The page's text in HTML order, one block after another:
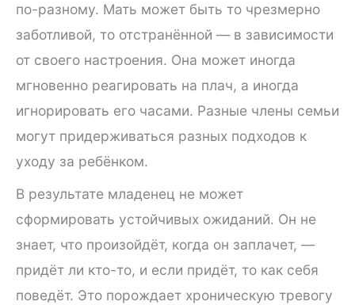
по-разному. Мать может быть то чрезмерно
заботливой, то отстранённой — в зависимости
от своего настроения. Она может иногда
мгновенно реагировать на плач, а иногда
игнорировать его часами. Разные члены семьи
могут придерживаться разных подходов к
уходу за ребёнком.
В результате младенец не может
сформировать устойчивых ожиданий. Он не
знает, что произойдёт, когда он заплачет, —
придёт ли кто-то, и если придёт, то как себя
поведёт. Это порождает хроническую тревогу